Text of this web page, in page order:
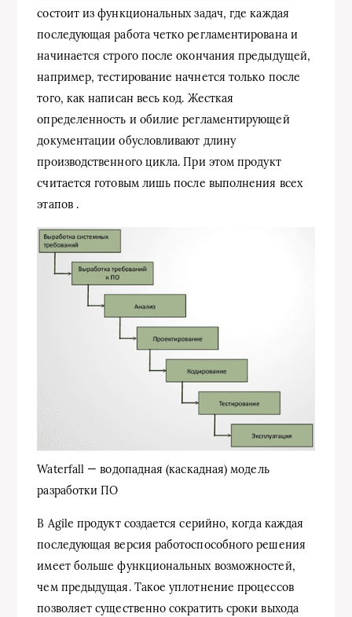
состоит из функциональных задач, где каждая
последующая работа четко регламентирована и
начинается строго после окончания предыдущей,
например, тестирование начнется только после
того, как написан весь код. Жесткая
определенность и обилие регламентирующей
документации обусловливают длину
производственного цикла. При этом продукт
считается готовым лишь после выполнения всех
этапов .
Waterfall — водопадная (каскадная) модель
разработки ПО
В Agile продукт создается серийно, когда каждая
последующая версия работоспособного решения
имеет больше функциональных возможностей,
чем предыдущая. Такое уплотнение процессов
позволяет существенно сократить сроки выхода